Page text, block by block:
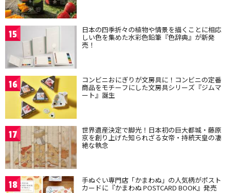
15 日本の四季折々の植物や情景を描くことに相応
しい色を集めた水彩色鉛筆『色辞典』が新発
売！
16 コンビニおにぎりが文房具に！コンビニの定番
商品をモチーフにした文房具シリーズ『ジムマ
ート』誕生
17 世界遺産決定で脚光！日本初の巨大都城・藤原
京を創り上げた知られざる女帝・持統天皇の凄
絶な執念
18 手ぬぐい専門店「かまわぬ」の人気柄がポスト
カードに『かまわぬ POSTCARD BOOK』発売